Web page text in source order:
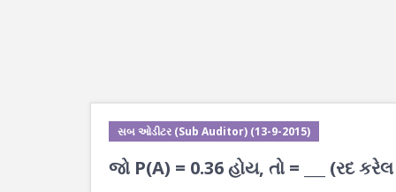
સબ ઓડીટર (Sub Auditor) (13-9-2015)
જો P(A) = 0.36 હોય, તો = ___ (રદ